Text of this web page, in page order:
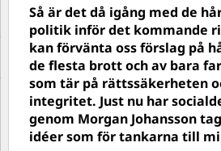
Så är det då igång med de
politik inför det kommande
kan förvänta oss förslag på
de flesta brott och av bara
som tär på rättssäkerheten
integritet. Just nu har
genom Morgan Johansson
idéer som för tankarna till